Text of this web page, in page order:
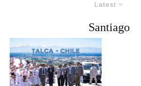
Latest
Santiago